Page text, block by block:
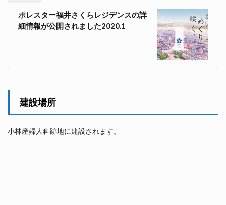
ポレスター福井さくらレジデンスの詳
細情報が公開されました2020.1
建設場所
小林産婦人科跡地に建設されます。